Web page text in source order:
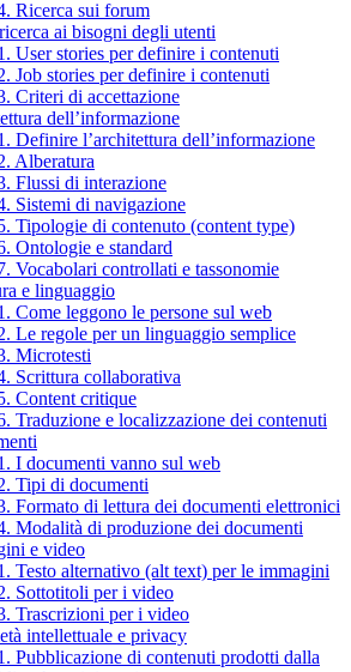
Ricerca sui forum
ai bisogni degli utenti
User stories per definire i contenuti
Job stories per definire i contenuti
Criteri di accettazione
dell’informazione
Definire l’architettura dell’informazione
Alberatura
Flussi di interazione
Sistemi di navigazione
Tipologie di contenuto (content type)
Ontologie e standard
Vocabolari controllati e tassonomie
e linguaggio
Come leggono le persone sul web
Le regole per un linguaggio semplice
Microtesti
Scrittura collaborativa
Content critique
Traduzione e localizzazione dei contenuti
I documenti vanno sul web
Tipi di documenti
Formato di lettura dei documenti elettronici
Modalità di produzione dei documenti
e video
Testo alternativo (alt text) per le immagini
Sottotitoli per i video
Trascrizioni per i video
intellettuale e privacy
Pubblicazione di contenuti prodotti dalla